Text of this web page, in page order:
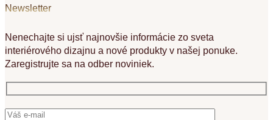
Newsletter
Nenechajte si ujsť najnovšie informácie zo sveta
interiérového dizajnu a nové produkty v našej ponuke.
Zaregistrujte sa na odber noviniek.